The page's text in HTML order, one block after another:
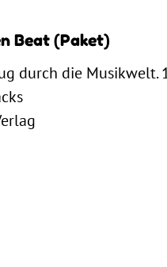
Beat (Paket)
durch die Musikwelt.